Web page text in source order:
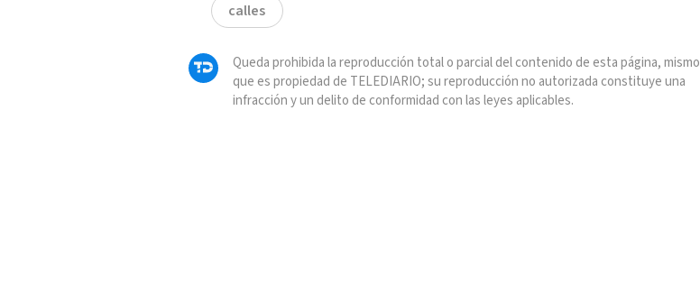
calles
Queda prohibida la reproducción total o parcial del contenido de esta página, mismo
que es propiedad de TELEDIARIO; su reproducción no autorizada constituye una
infracción y un delito de conformidad con las leyes aplicables.